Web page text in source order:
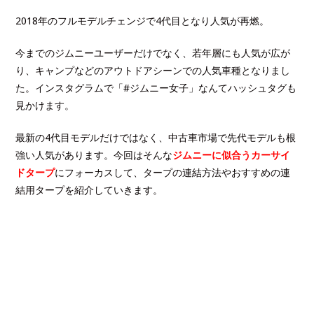
2018年のフルモデルチェンジで4代目となり人気が再燃。
今までのジムニーユーザーだけでなく、若年層にも人気が広が
り、キャンプなどのアウトドアシーンでの人気車種となりまし
た。インスタグラムで「#ジムニー女子」なんてハッシュタグも
見かけます。
最新の4代目モデルだけではなく、中古車市場で先代モデルも根
強い人気があります。今回はそんなジムニーに似合うカーサイ
ドタープにフォーカスして、タープの連結方法やおすすめの連
結用タープを紹介していきます。